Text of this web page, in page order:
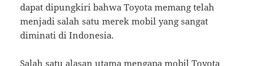
dapat dipungkiri bahwa Toyota memang telah
menjadi salah satu merek mobil yang sangat
diminati di Indonesia.
Salah satu alasan utama mengapa mobil Toyota